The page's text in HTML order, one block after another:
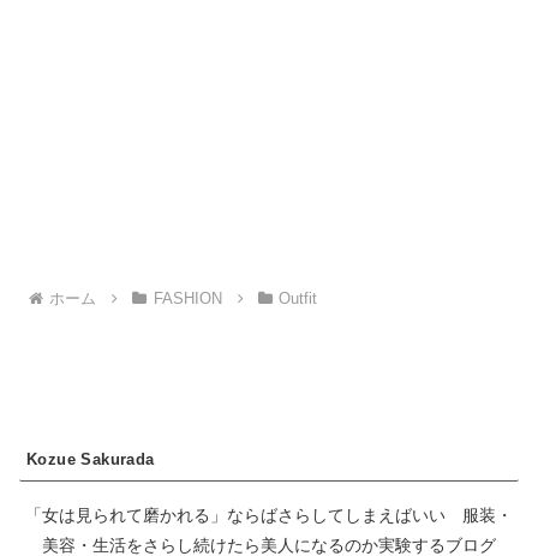
ホーム FASHION Outfit
Kozue Sakurada
「女は見られて磨かれる」ならばさらしてしまえばいい 服装・
美容・生活をさらし続けたら美人になるのか実験するブログ